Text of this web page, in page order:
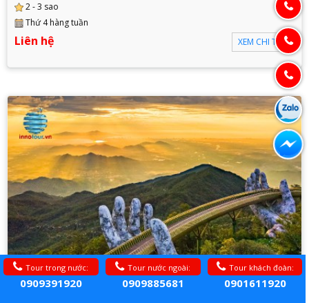
2 - 3 sao
Thứ 4 hàng tuần
Liên hệ XEM CHI TIẾT
Tour trong nước:
0909391920
Tour nước ngoài:
0909885681
Tour khách đoàn:
0901611920